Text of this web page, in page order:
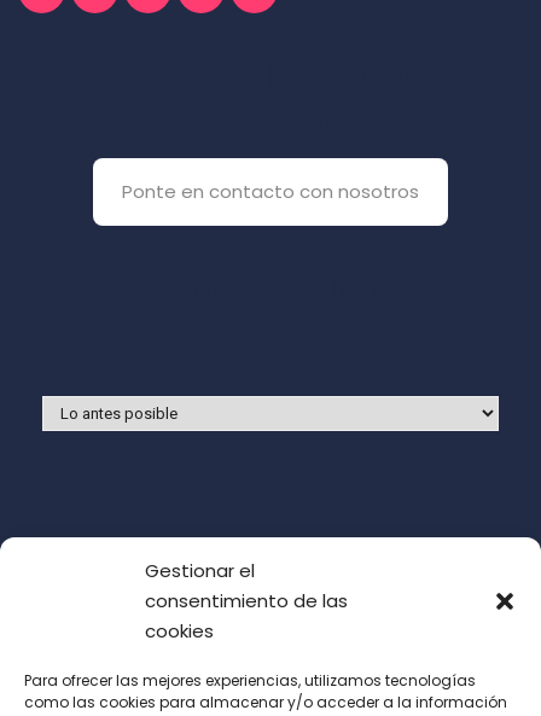
Gestionar el
consentimiento de las
cookies
Para ofrecer las mejores experiencias, utilizamos tecnologías
como las cookies para almacenar y/o acceder a la información
Ponte en contacto con nosotros